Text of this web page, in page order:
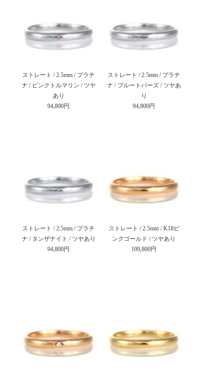
ストレート / 2.5mm / プラチ
ナ / ピンクトルマリン / ツヤ
あり
94,800円
ストレート / 2.5mm / プラチ
ナ / ブルートパーズ / ツヤあ
り
94,800円
ストレート / 2.5mm / プラチ
ナ / タンザナイト / ツヤあり
94,800円
ストレート / 2.5mm / K18ピ
ンクゴールド / ツヤあり
109,800円